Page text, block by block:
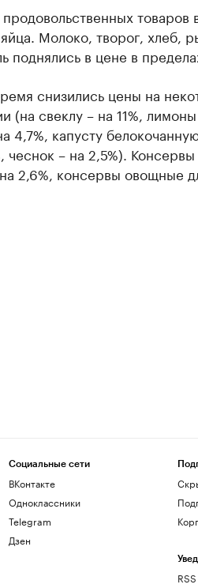
товаров
Молоко, творог, хлеб,
поднялись в цене в
снизились цены на
(на свеклу – на 11%,
4,7%, капусту
чеснок – на 2,5%).
2,6%, консервы овощные
Социальные сети
ВКонтакте
Одноклассники
Telegram
Дзен